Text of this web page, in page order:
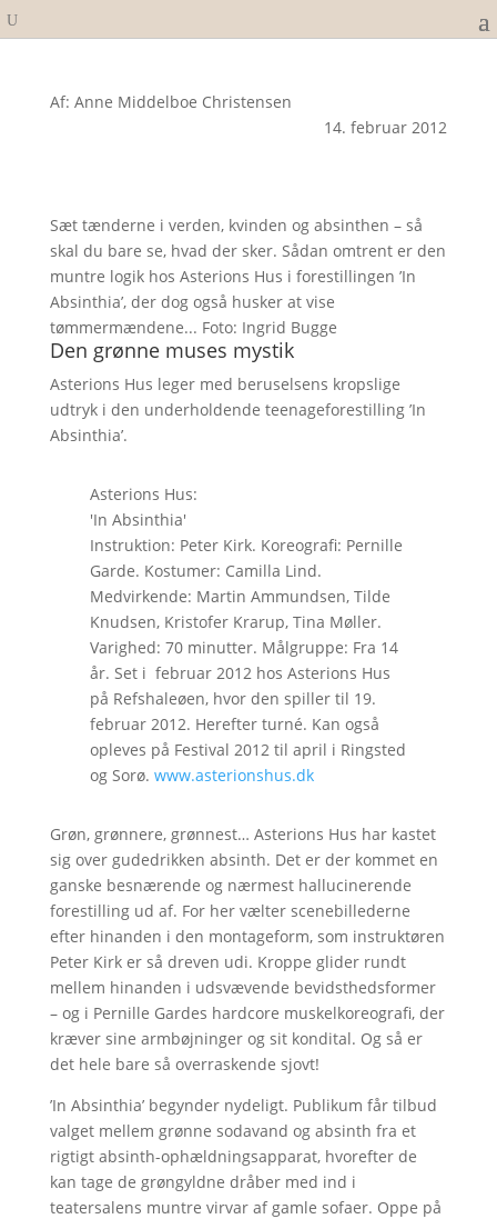
Af: Anne Middelboe Christensen
14. februar 2012
Sæt tænderne i verden, kvinden og absinthen – så
skal du bare se, hvad der sker. Sådan omtrent er den
muntre logik hos Asterions Hus i forestillingen ’In
Absinthia’, der dog også husker at vise
tømmermændene... Foto: Ingrid Bugge
Den grønne muses mystik
Asterions Hus leger med beruselsens kropslige
udtryk i den underholdende teenageforestilling ’In
Absinthia’.
Asterions Hus:
'In Absinthia'
Instruktion: Peter Kirk. Koreografi: Pernille
Garde. Kostumer: Camilla Lind.
Medvirkende: Martin Ammundsen, Tilde
Knudsen, Kristofer Krarup, Tina Møller.
Varighed: 70 minutter. Målgruppe: Fra 14
år. Set i februar 2012 hos Asterions Hus
på Refshaleøen, hvor den spiller til 19.
februar 2012. Herefter turné. Kan også
opleves på Festival 2012 til april i Ringsted
og Sorø. www.asterionshus.dk
Grøn, grønnere, grønnest… Asterions Hus har kastet
sig over gudedrikken absinth. Det er der kommet en
ganske besnærende og nærmest hallucinerende
forestilling ud af. For her vælter scenebillederne
efter hinanden i den montageform, som instruktøren
Peter Kirk er så dreven udi. Kroppe glider rundt
mellem hinanden i udsvævende bevidsthedsformer
– og i Pernille Gardes hardcore muskelkoreografi, der
kræver sine armbøjninger og sit kondital. Og så er
det hele bare så overraskende sjovt!
’In Absinthia’ begynder nydeligt. Publikum får tilbud
valget mellem grønne sodavand og absinth fra et
rigtigt absinth-ophældningsapparat, hvorefter de
kan tage de grøngyldne dråber med ind i
teatersalens muntre virvar af gamle sofaer. Oppe på